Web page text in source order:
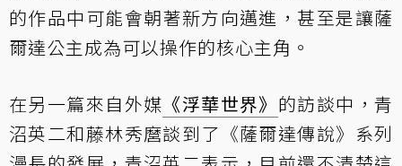
的作品中可能會朝著新方向邁進，甚至是讓薩
爾達公主成為可以操作的核心主角。
在另一篇來自外媒 《浮華世界》 的訪談中 ，青
沼英二和藤林秀麿談到了《薩爾達傳說》系列